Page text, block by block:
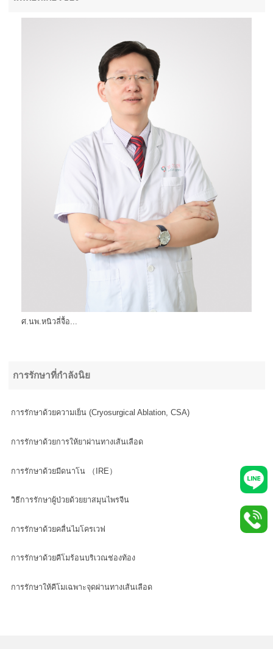
ศ.นพ.หนิวลี่จื้อ...
การรักษาที่กำลังนิย
การรักษาด้วยความเย็น (Cryosurgical Ablation, CSA)
การรักษาด้วยการให้ยาผ่านทางเส้นเลือด
การรักษาด้วยมีดนาโน （IRE）
วิธีการรักษาผู้ป่วยด้วยยาสมุนไพรจีน
การรักษาด้วยคลื่นไมโครเวฟ
การรักษาด้วยคีโมร้อนบริเวณช่องท้อง
การรักษาให้คีโมเฉพาะจุดผ่านทางเส้นเลือด